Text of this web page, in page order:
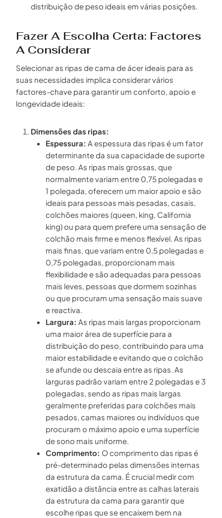
distribuição de peso ideais em várias posições.
Fazer A Escolha Certa: Factores
A Considerar
Selecionar as ripas de cama de ácer ideais para as
suas necessidades implica considerar vários
factores-chave para garantir um conforto, apoio e
longevidade ideais:
Dimensões das ripas:
Espessura: A espessura das ripas é um fator
determinante da sua capacidade de suporte
de peso. As ripas mais grossas, que
normalmente variam entre 0,75 polegadas e
1 polegada, oferecem um maior apoio e são
ideais para pessoas mais pesadas, casais,
colchões maiores (queen, king, California
king) ou para quem prefere uma sensação de
colchão mais firme e menos flexível. As ripas
mais finas, que variam entre 0,5 polegadas e
0,75 polegadas, proporcionam mais
flexibilidade e são adequadas para pessoas
mais leves, pessoas que dormem sozinhas
ou que procuram uma sensação mais suave
e reactiva.
Largura: As ripas mais largas proporcionam
uma maior área de superfície para a
distribuição do peso, contribuindo para uma
maior estabilidade e evitando que o colchão
se afunde ou descaia entre as ripas. As
larguras padrão variam entre 2 polegadas e 3
polegadas, sendo as ripas mais largas
geralmente preferidas para colchões mais
pesados, camas maiores ou indivíduos que
procuram o máximo apoio e uma superfície
de sono mais uniforme.
Comprimento: O comprimento das ripas é
pré-determinado pelas dimensões internas
da estrutura da cama. É crucial medir com
exatidão a distância entre as calhas laterais
da estrutura da cama para garantir que
escolhe ripas que se encaixem bem na